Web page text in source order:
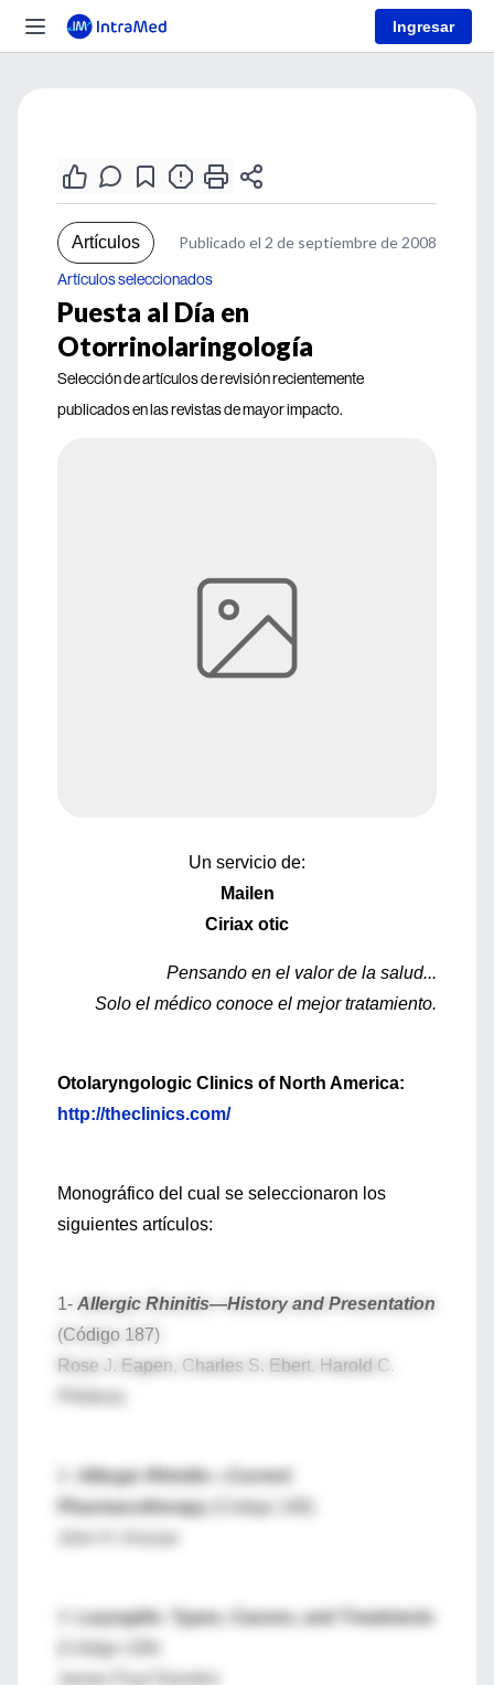
Ingresar
Artículos Publicado el 2 de septiembre de 2008
Artículos seleccionados
Puesta al Día en
Otorrinolaringología
Selección de artículos de revisión recientemente
publicados en las revistas de mayor impacto.
Un servicio de:
Mailen
Ciriax otic
Pensando en el valor de la salud...
Solo el médico conoce el mejor tratamiento.
Otolaryngologic Clinics of North America:
http://theclinics.com/
Monográfico del cual se seleccionaron los
siguientes artículos:
1- Allergic Rhinitis—History and Presentation
(Código 187)
Rose J. Eapen, Charles S. Ebert, Harold C.
Allergic Rhinitis—Current
Pharmacotherapy
(Código 188)
Laryngitis: Types, Causes, and Treatments
(Código 189)